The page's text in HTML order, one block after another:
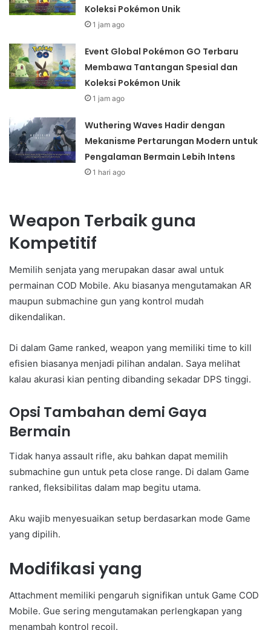
Koleksi Pokémon Unik
1 jam ago
Event Global Pokémon GO Terbaru
Membawa Tantangan Spesial dan
Koleksi Pokémon Unik
1 jam ago
Wuthering Waves Hadir dengan
Mekanisme Pertarungan Modern untuk
Pengalaman Bermain Lebih Intens
1 hari ago
Weapon Terbaik guna
Kompetitif
Memilih senjata yang merupakan dasar awal untuk
permainan COD Mobile. Aku biasanya mengutamakan AR
maupun submachine gun yang kontrol mudah
dikendalikan.
Di dalam Game ranked, weapon yang memiliki time to kill
efisien biasanya menjadi pilihan andalan. Saya melihat
kalau akurasi kian penting dibanding sekadar DPS tinggi.
Opsi Tambahan demi Gaya
Bermain
Tidak hanya assault rifle, aku bahkan dapat memilih
submachine gun untuk peta close range. Di dalam Game
ranked, fleksibilitas dalam map begitu utama.
Aku wajib menyesuaikan setup berdasarkan mode Game
yang dipilih.
Modifikasi yang
Attachment memiliki pengaruh signifikan untuk Game COD
Mobile. Gue sering mengutamakan perlengkapan yang
menambah kontrol recoil.